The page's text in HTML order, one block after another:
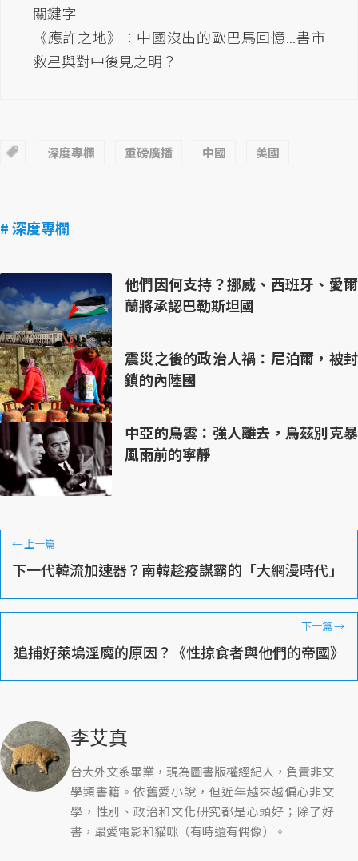
關鍵字
《應許之地》：中國沒出的歐巴馬回憶...書市
救星與對中後見之明？
深度專欄 重磅廣播 中國 美國
# 深度專欄
他們因何支持？挪威、西班牙、愛爾
蘭將承認巴勒斯坦國
震災之後的政治人禍：尼泊爾，被封
鎖的內陸國
中亞的烏雲：強人離去，烏茲別克暴
風雨前的寧靜
←上一篇
下一代韓流加速器？南韓趁疫謀霸的「大網漫時代」
下一篇→
追捕好萊塢淫魔的原因？《性掠食者與他們的帝國》
李艾真
台大外文系畢業，現為圖書版權經紀人，負責非文
學類書籍。依舊愛小說，但近年越來越偏心非文
學，性別、政治和文化研究都是心頭好；除了好
書，最愛電影和貓咪（有時還有偶像）。